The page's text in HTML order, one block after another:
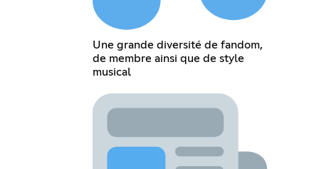
Une grande diversité de fandom,
de membre ainsi que de style
musical